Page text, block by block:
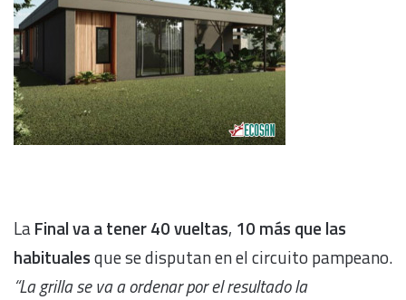
LaFinal va a tener 40 vueltas, 10 más que las
habitualesque se disputan en el circuito pampeano.
“La grilla se va a ordenar por el resultado la